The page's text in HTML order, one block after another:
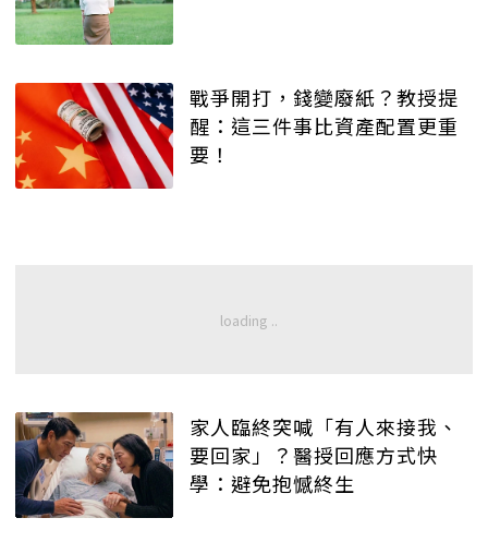
戰爭開打，錢變廢紙？教授提
醒：這三件事比資產配置更重
要！
家人臨終突喊「有人來接我、
要回家」？醫授回應方式快
學：避免抱憾終生